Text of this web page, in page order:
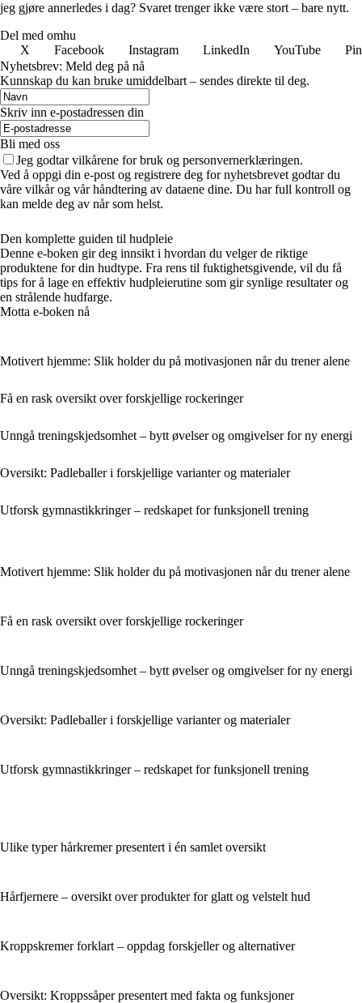
jeg gjøre annerledes i dag? Svaret trenger ikke være stort – bare nytt.
Del med omhu
X
Facebook Instagram LinkedIn YouTube
Nyhetsbrev: Meld deg på nå
Kunnskap du kan bruke umiddelbart – sendes direkte til deg.
Skriv inn e-postadressen din
Bli med oss
Jeg godtar vilkårene for bruk og personvernerklæringen.
Ved å oppgi din e-post og registrere deg for nyhetsbrevet godtar du
våre vilkår og vår håndtering av dataene dine. Du har full kontroll og
kan melde deg av når som helst.
Den komplette guiden til hudpleie
Denne e-boken gir deg innsikt i hvordan du velger de riktige
produktene for din hudtype. Fra rens til fuktighetsgivende, vil du få
tips for å lage en effektiv hudpleierutine som gir synlige resultater og
en strålende hudfarge.
Motta e-boken nå
Motivert hjemme: Slik holder du på motivasjonen når du trener alene
Få en rask oversikt over forskjellige rockeringer
Unngå treningskjedsomhet – bytt øvelser og omgivelser for ny energi
Oversikt: Padleballer i forskjellige varianter og materialer
Utforsk gymnastikkringer – redskapet for funksjonell trening
Motivert hjemme: Slik holder du på motivasjonen når du trener alene
Få en rask oversikt over forskjellige rockeringer
Unngå treningskjedsomhet – bytt øvelser og omgivelser for ny energi
Oversikt: Padleballer i forskjellige varianter og materialer
Utforsk gymnastikkringer – redskapet for funksjonell trening
Ulike typer hårkremer presentert i én samlet oversikt
Hårfjernere – oversikt over produkter for glatt og velstelt hud
Kroppskremer forklart – oppdag forskjeller og alternativer
Oversikt: Kroppssåper presentert med fakta og funksjoner